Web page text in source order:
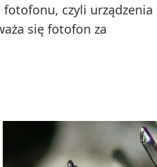
czyli urządzenia
się fotofon za